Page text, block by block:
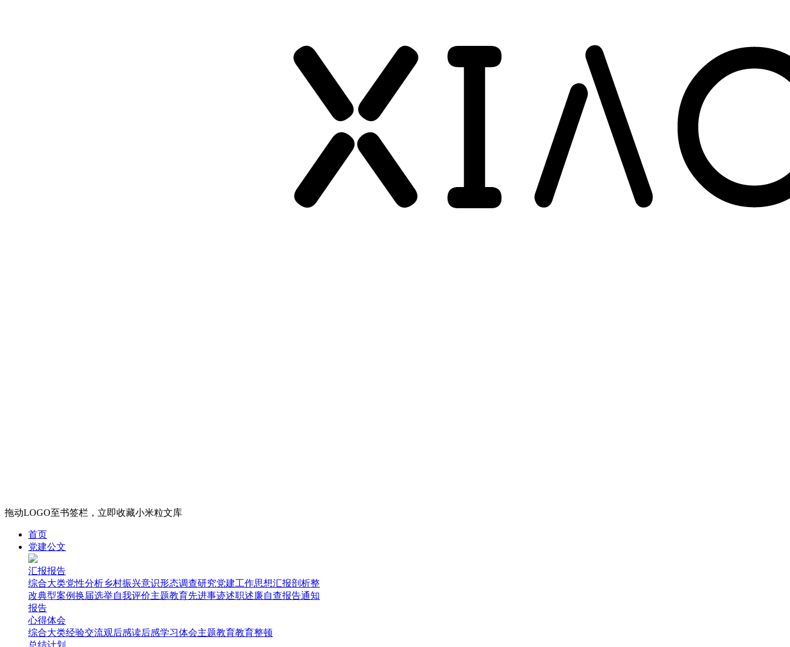
拖动LOGO至书签栏，立即收藏小米粒文库
首页
党建公文
汇报报告
综合大类党性分析乡村振兴意识形态调查研究党建工作思想汇报剖析整
改典型案例换届选举自我评价主题教育先进事迹述职述廉自查报告通知
报告
心得体会
综合大类经验交流观后感读后感学习体会主题教育教育整顿
总结计划